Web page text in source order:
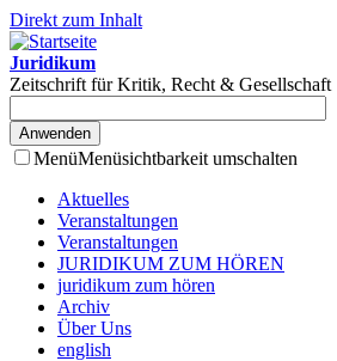
Direkt zum Inhalt
Juridikum
Zeitschrift für Kritik, Recht & Gesellschaft
MenüMenüsichtbarkeit umschalten
Aktuelles
Veranstaltungen
Veranstaltungen
JURIDIKUM ZUM HÖREN
juridikum zum hören
Archiv
Über Uns
english